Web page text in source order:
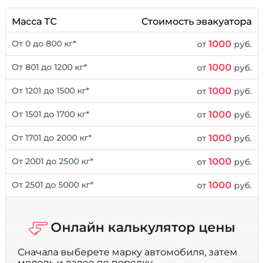
Масса ТС Стоимость эвакуатора
От 0 до 800 кг* от1000 руб.
От 801 до 1200 кг* от1000 руб.
От 1201 до 1500 кг* от1000 руб.
От 1501 до 1700 кг* от1000 руб.
От 1701 до 2000 кг* от1000 руб.
От 2001 до 2500 кг* от1000 руб.
От 2501 до 5000 кг* от1000 руб.
Онлайн калькулятор цены
Сначала выберете марку автомобиля, затем